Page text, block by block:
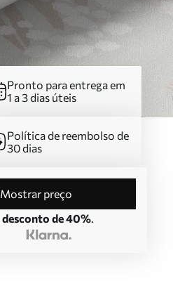
Pronto para entrega em
1 a 3 dias úteis
Política de reembolso de
30 dias
Mostrar preço
desconto de 40%.